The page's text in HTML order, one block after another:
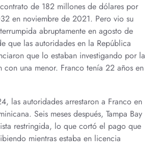
de 182 millones de dólares por
en noviembre de 2021. Pero vio su
abruptamente en agosto de
que las autoridades en la República
que lo estaban investigando por la
con una menor. Franco tenía 22 años en
las autoridades arrestaron a Franco en
Seis meses después, Tampa Bay
restringida, lo que cortó el pago que
mientras estaba en licencia